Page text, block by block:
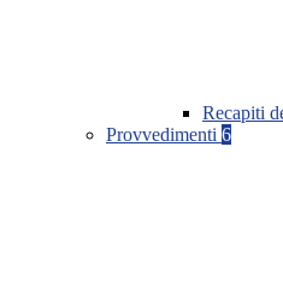
Recapiti
Provvedimenti 6